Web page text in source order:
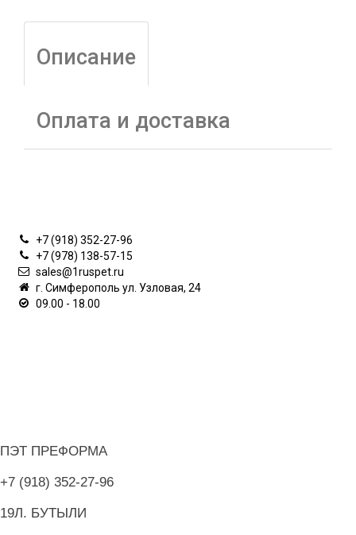
Описание
Оплата и доставка
+7 (918) 352-27-96
+7 (978) 138-57-15
sales@1ruspet.ru
г. Симферополь ул. Узловая, 24
09.00 - 18.00
ПЭТ ПРЕФОРМА
+7 (918) 352-27-96
19Л. БУТЫЛИ